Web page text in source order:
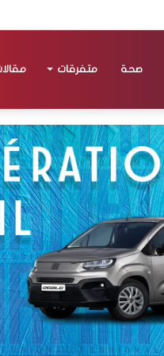
صحة متفرقات